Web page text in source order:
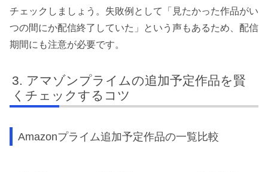
チェックしましょう。失敗例として「見たかった作品がい
つの間にか配信終了していた」という声もあるため、配信
期間にも注意が必要です。
アマゾンプライムの追加予定作品を賢
くチェックするコツ
Amazonプライム追加予定作品の一覧比較